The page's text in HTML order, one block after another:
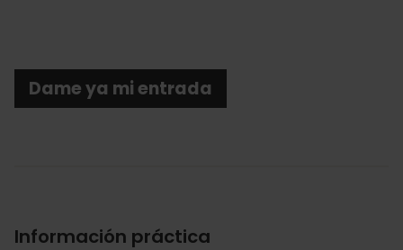
Dame ya mi entrada
Información práctica